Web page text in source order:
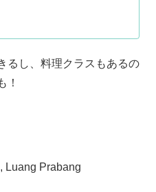
るし、料理クラスもあるの
！
Luang Prabang